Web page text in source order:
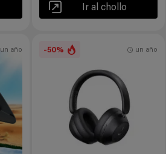
Ir al chollo
un año -50% un año